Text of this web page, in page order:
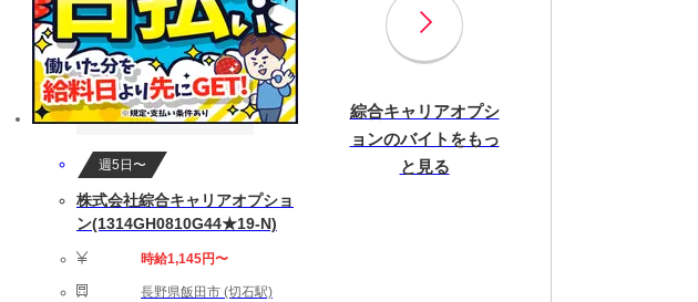
週5日〜
株式会社綜合キャリアオプショ
ン(1314GH0810G44★19-N)
時給1,145円〜
長野県飯田市 (切石駅)
綜合キャリアオプシ
ョンのバイトをもっ
と見る